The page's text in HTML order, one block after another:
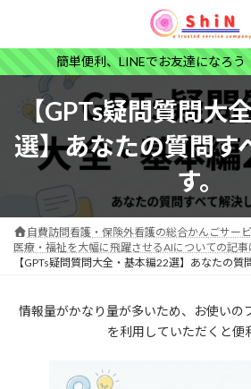
ツ
シ
簡単便利、LINEでお友達になろう
【GPTs疑問質問大
選】あなたの質問す
す。
自費訪問看護・保険外看護の総合かんごサービ
医療・福祉を大幅に飛躍させるAIについての記事
【GPTs疑問質問大全・基本編22選】あなたの質
情報量がかなり量が多いため、お使いの
を利用していただくと便